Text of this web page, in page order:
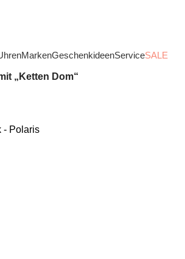
MarkenGeschenkideenServiceSALE
„Ketten Dom“